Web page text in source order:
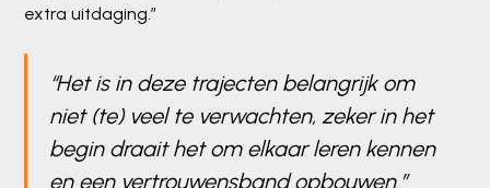
extra uitdaging.”
“Het is in deze trajecten belangrijk om
niet (te) veel te verwachten, zeker in het
begin draait het om elkaar leren kennen
en een vertrouwensband opbouwen.”